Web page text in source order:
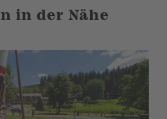
in der Nähe